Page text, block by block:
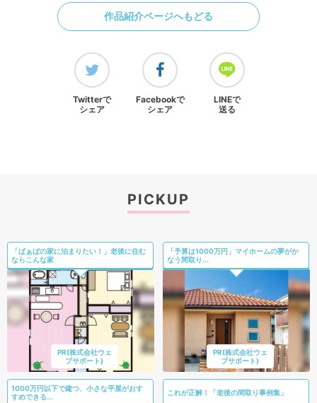
作品紹介ページへもどる
Twitterで
シェア
Facebookで
シェア
LINEで
送る
PICKUP
「ばぁばの家に泊まりたい！」老後に住む
ならこんな家
PR(株式会社ウェ
ブサポート)
「予算は1000万円」マイホームの夢がか
なう間取り...
PR(株式会社ウェ
ブサポート)
1000万円以下で建つ、小さな平屋がおす
すめできる...
これが正解！「老後の間取り事例集」